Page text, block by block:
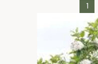
1